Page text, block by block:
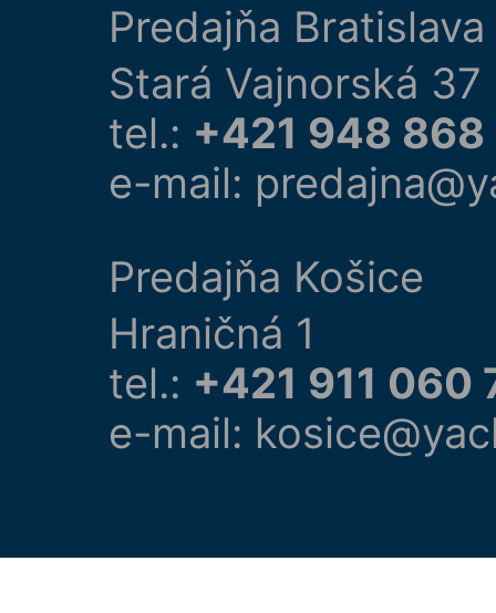
Predajňa Bratislava
Stará Vajnorská 37
tel.: +421 948
e-mail:
Predajňa Košice
Hraničná 1
tel.: +421 911 060
e-mail: